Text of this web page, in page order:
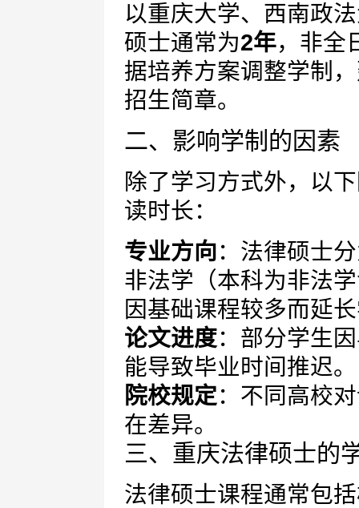
以重庆大学、西南政
硕士通常为2年，非全
据培养方案调整学制
招生简章。
二、影响学制的因素
除了学习方式外，以
读时长：
专业方向：法律硕士
非法学（本科为非法
因基础课程较多而延
论文进度：部分学生
能导致毕业时间推迟。
院校规定：不同高校
在差异。
三、重庆法律硕士的
法律硕士课程通常包